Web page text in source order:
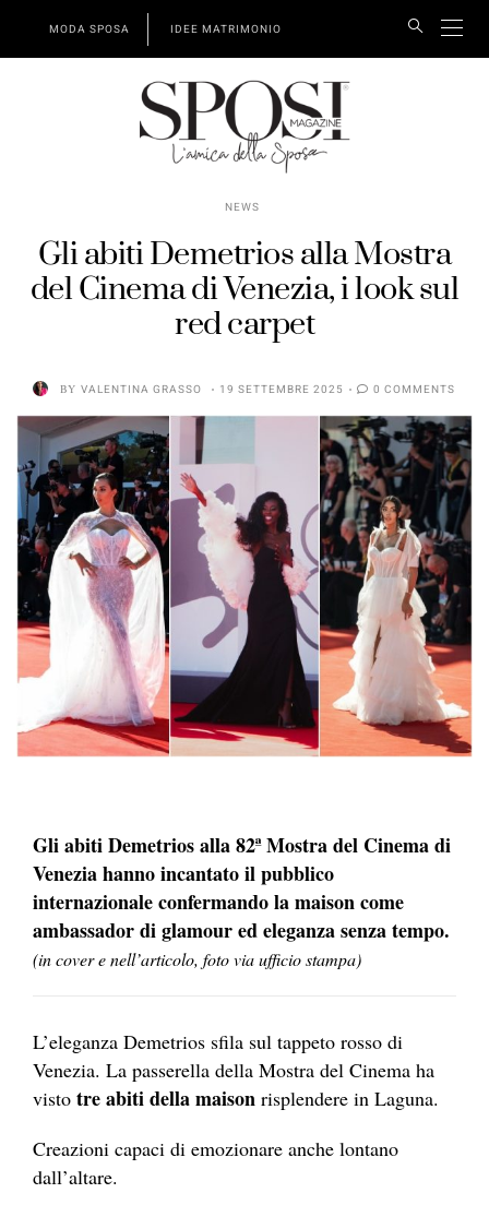
MODA SPOSA IDEE MATRIMONIO
NEWS
Gli abiti Demetrios alla Mostra
del Cinema di Venezia, i look sul
red carpet
BY VALENTINA GRASSO 19 SETTEMBRE 2025 0 COMMENTS
Gli abiti Demetrios alla 82ª Mostra del Cinema di
Venezia hanno incantato il pubblico
internazionale confermando la maison come
ambassador di glamour ed eleganza senza tempo.
(in cover e nell’articolo, foto via ufficio stampa)
L’eleganza Demetrios sfila sul tappeto rosso di
Venezia. La passerella della Mostra del Cinema ha
visto tre abiti della maison risplendere in Laguna.
Creazioni capaci di emozionare anche lontano
dall’altare.